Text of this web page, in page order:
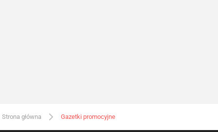
Strona główna Gazetki promocyjne